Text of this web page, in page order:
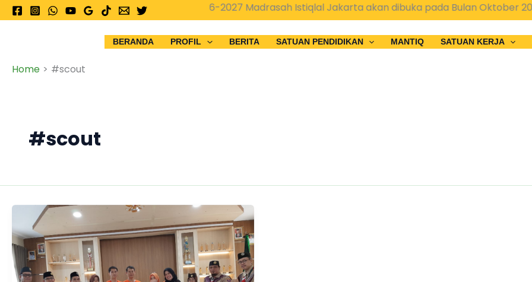
Skip
to
PPDB 2026-2027 Madrasah Istiqlal Jakarta akan dibuka pada Bulan Oktober
BERANDA PROFIL BERITA SATUAN PENDIDIKAN MANTIQ SATUAN KERJA
Home #scout
#scout